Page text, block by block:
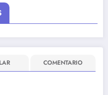
COMENTARIO